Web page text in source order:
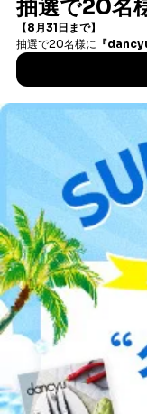
書籍
アフィリエイト
プレスリリース
利用規約プライバシーポリシー